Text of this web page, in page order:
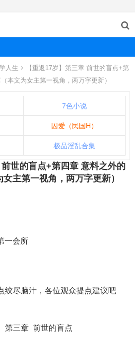
人生
【重返17岁】第三章 前世的盲点+第
本文为女主第一视角，两万字更新）
7色小说
囚爱（民国H）
极品淫乱合集
前世的盲点+第四章 意料之外的
主第一视角，两万字更新）
一会所
尽脑汁，各位观众提点建议吧
的盲点